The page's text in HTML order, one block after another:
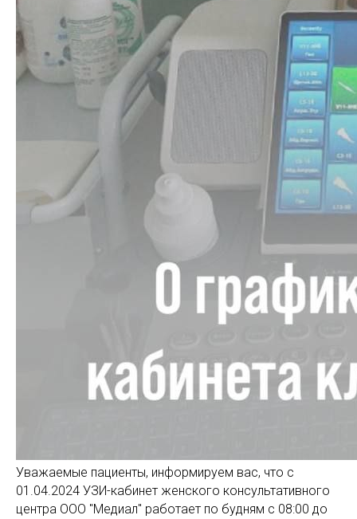
Уважаемые пациенты, информируем вас, что с
01.04.2024 УЗИ-кабинет женского консультативного
центра ООО "Медиал" работает по будням с 08:00 до